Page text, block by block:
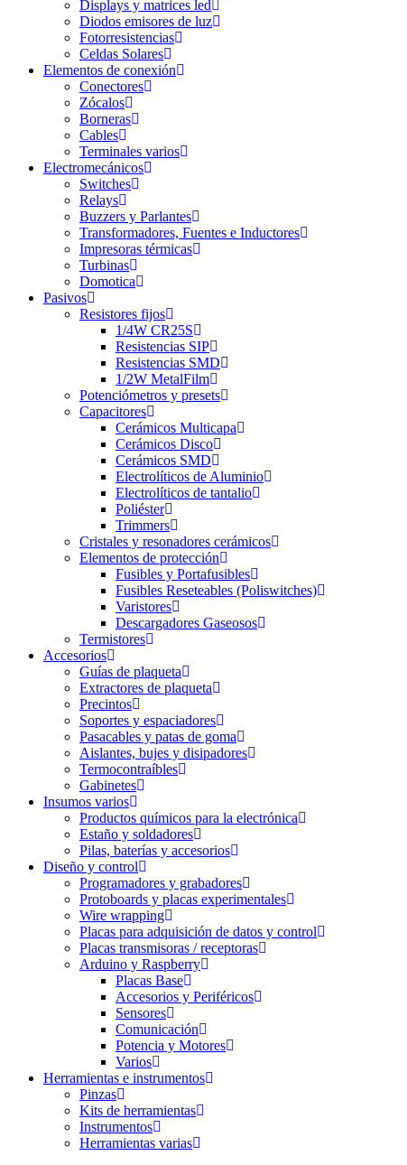
Displays y matrices led
Diodos emisores de luz
Fotorresistencias
Celdas Solares
Elementos de conexión
Conectores
Zócalos
Borneras
Cables
Terminales varios
Electromecánicos
Switches
Relays
Buzzers y Parlantes
Transformadores, Fuentes e Inductores
Impresoras térmicas
Turbinas
Domotica
Pasivos
Resistores fijos
1/4W CR25S
Resistencias SIP
Resistencias SMD
1/2W MetalFilm
Potenciómetros y presets
Capacitores
Cerámicos Multicapa
Cerámicos Disco
Cerámicos SMD
Electrolíticos de Aluminio
Electrolíticos de tantalio
Poliéster
Trimmers
Cristales y resonadores cerámicos
Elementos de protección
Fusibles y Portafusibles
Fusibles Reseteables (Poliswitches)
Varistores
Descargadores Gaseosos
Termistores
Accesorios
Guías de plaqueta
Extractores de plaqueta
Precintos
Soportes y espaciadores
Pasacables y patas de goma
Aislantes, bujes y disipadores
Termocontraíbles
Gabinetes
Insumos varios
Productos químicos para la electrónica
Estaño y soldadores
Pilas, baterías y accesorios
Diseño y control
Programadores y grabadores
Protoboards y placas experimentales
Wire wrapping
Placas para adquisición de datos y control
Placas transmisoras / receptoras
Arduino y Raspberry
Placas Base
Accesorios y Periféricos
Sensores
Comunicación
Potencia y Motores
Varios
Herramientas e instrumentos
Pinzas
Kits de herramientas
Instrumentos
Herramientas varias